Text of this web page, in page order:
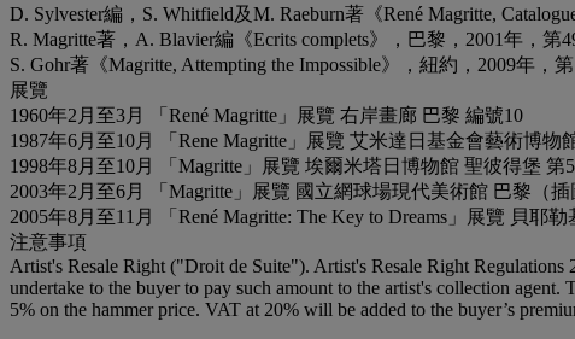
D. Sylvester編，S. Whitfield及M. Raeburn著《René Magritte,
R. Magritte著，A. Blavier編《Ecrits complets》，巴黎，2001年，第
S. Gohr著《Magritte, Attempting the Impossible》，紐約，2009年，
展覽
1960年2月至3月 「René Magritte」展覽 右岸畫廊 巴黎 編號10
1987年6月至10月 「Rene Magritte」展覽 艾米達日基金會藝術博物
1998年8月至10月 「Magritte」展覽 埃爾米塔日博物館 聖彼得堡
2003年2月至6月 「Magritte」展覽 國立網球場現代美術館 巴黎（插
2005年8月至11月 「René Magritte: The Key to Dreams」展覽 貝耶
注意事項
Artist's Resale Right ("Droit de Suite"). Artist's Resale Right Regulations
undertake to the buyer to pay such amount to the artist's collection
5% on the hammer price. VAT at 20% will be added to the buyer’s